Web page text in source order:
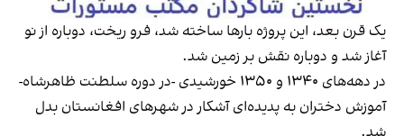
یک قرن بعد، این پروژه بارها ساخته شد، فرو ریخت، دوباره از نو
آغاز شد و دوباره نقش بر زمین شد.
در دهه‌های ۱۳۴۰ و ۱۳۵۰ خورشیدی -در دوره سلطنت ظاهرشاه-
آموزش دختران به پدیده‌ای آشکار در شهرهای افغانستان بدل